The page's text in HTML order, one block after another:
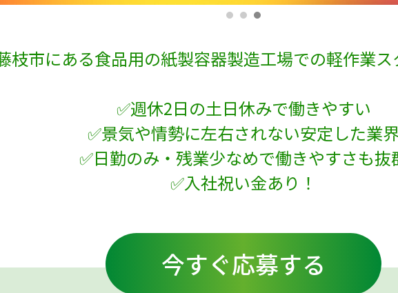
藤枝市にある食品用の紙製容器製造工場での軽作業
✅週休2日の土日休みで働きやすい
✅景気や情勢に左右されない安定した業
✅日勤のみ・残業少なめで働きやすさも抜
✅入社祝い金あり！
今すぐ応募する